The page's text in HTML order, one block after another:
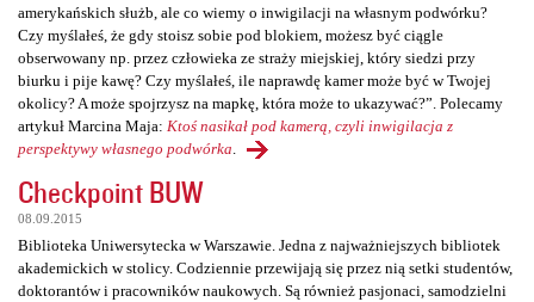
amerykańskich służb, ale co wiemy o inwigilacji na własnym podwórku?
Czy myślałeś, że gdy stoisz sobie pod blokiem, możesz być ciągle
obserwowany np. przez człowieka ze straży miejskiej, który siedzi przy
biurku i pije kawę? Czy myślałeś, ile naprawdę kamer może być w Twojej
okolicy? A może spojrzysz na mapkę, która może to ukazywać?”. Polecamy
artykuł Marcina Maja: Ktoś nasikał pod kamerą, czyli inwigilacja z
perspektywy własnego podwórka
Checkpoint BUW
08.09.2015
Biblioteka Uniwersytecka w Warszawie. Jedna z najważniejszych bibliotek
akademickich w stolicy. Codziennie przewijają się przez nią setki studentów,
doktorantów i pracowników naukowych. Są również pasjonaci, samodzielni